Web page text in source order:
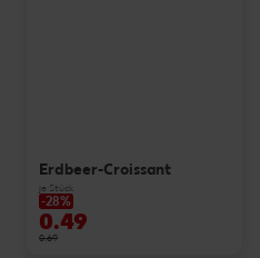
Erdbeer-Croissant
je Stück
-28%
0.49
0.69